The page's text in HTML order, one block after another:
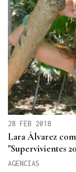
28 FEB 2018
Lara Álvarez
"Supervivientes
AGENCIAS